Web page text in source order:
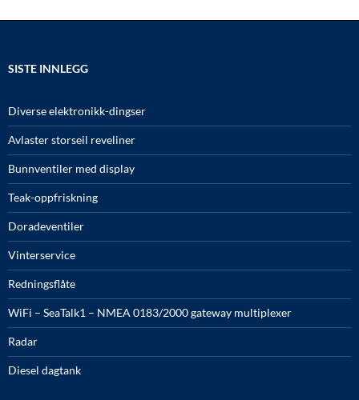
SISTE INNLEGG
Diverse elektronikk-dingser
Avlaster storseil reveliner
Bunnventiler med display
Teak-oppfriskning
Doradeventiler
Vinterservice
Redningsflåte
WiFi – SeaTalk1 – NMEA 0183/2000 gateway multiplexer
Radar
Diesel dagtank